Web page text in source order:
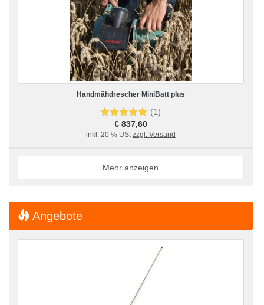
Handmähdrescher MiniBatt plus
(1)
€ 837,60
inkl. 20 % UStzzgl. Versand
Mehr anzeigen
Angebote